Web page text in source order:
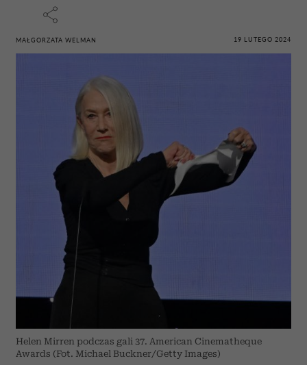
MAŁGORZATA WELMAN 19 LUTEGO 2024
Helen Mirren podczas gali 37. American Cinematheque
Awards (Fot. Michael Buckner/Getty Images)